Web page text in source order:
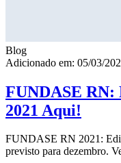
Blog
Adicionado em: 05/03/
FUNDASE RN:
2021 Aqui!
FUNDASE RN 2021:
previsto para dezembro.